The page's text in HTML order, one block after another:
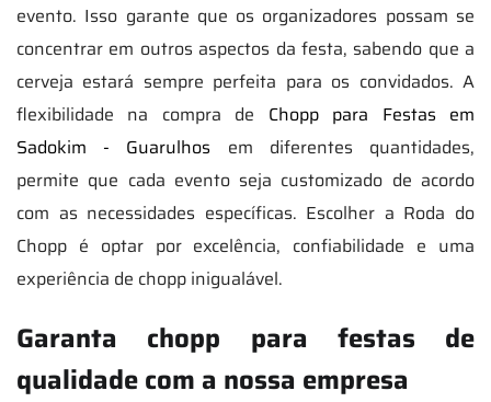
evento. Isso garante que os organizadores possam se
concentrar em outros aspectos da festa, sabendo que a
cerveja estará sempre perfeita para os convidados. A
flexibilidade na compra de Chopp para Festas em
Sadokim - Guarulhos em diferentes quantidades,
permite que cada evento seja customizado de acordo
com as necessidades específicas. Escolher a Roda do
Chopp é optar por excelência, confiabilidade e uma
experiência de chopp inigualável.
Garanta chopp para festas de
qualidade com a nossa empresa